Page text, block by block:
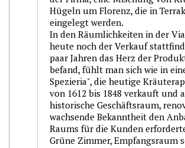
Hügeln um Florenz, die in
eingelegt werden.
In den Räumlichkeiten in der
heute noch der Verkauf
paar Jahren das Herz der
befand, fühlt man sich wie in
Spezieria", die heutige
von 1612 bis 1848 verkauft und
historische Geschäftsraum,
wachsende Bekanntheit den
Raums für die Kunden
Grüne Zimmer, Empfangsraum